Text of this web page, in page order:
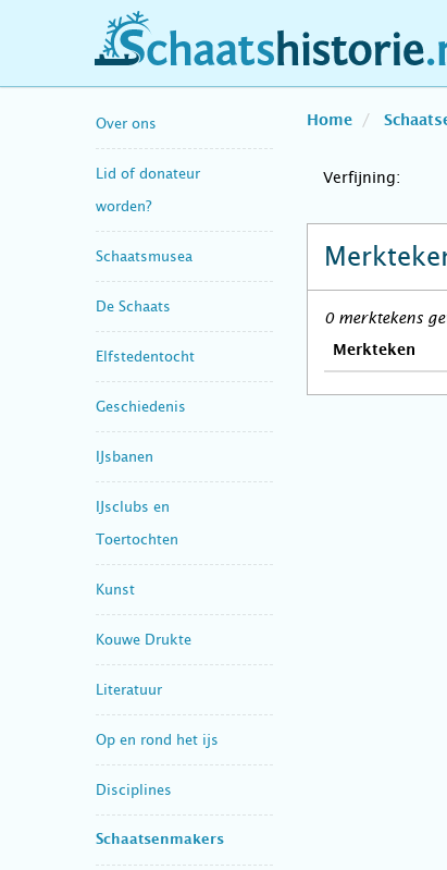
schaatshistorie.nl
Over ons
Lid of donateur
worden?
Schaatsmusea
De Schaats
Elfstedentocht
Geschiedenis
IJsbanen
IJsclubs en
Toertochten
Kunst
Kouwe Drukte
Literatuur
Op en rond het ijs
Disciplines
Schaatsenmakers
Home
Verfijning:
0 merktekens
Merkteken